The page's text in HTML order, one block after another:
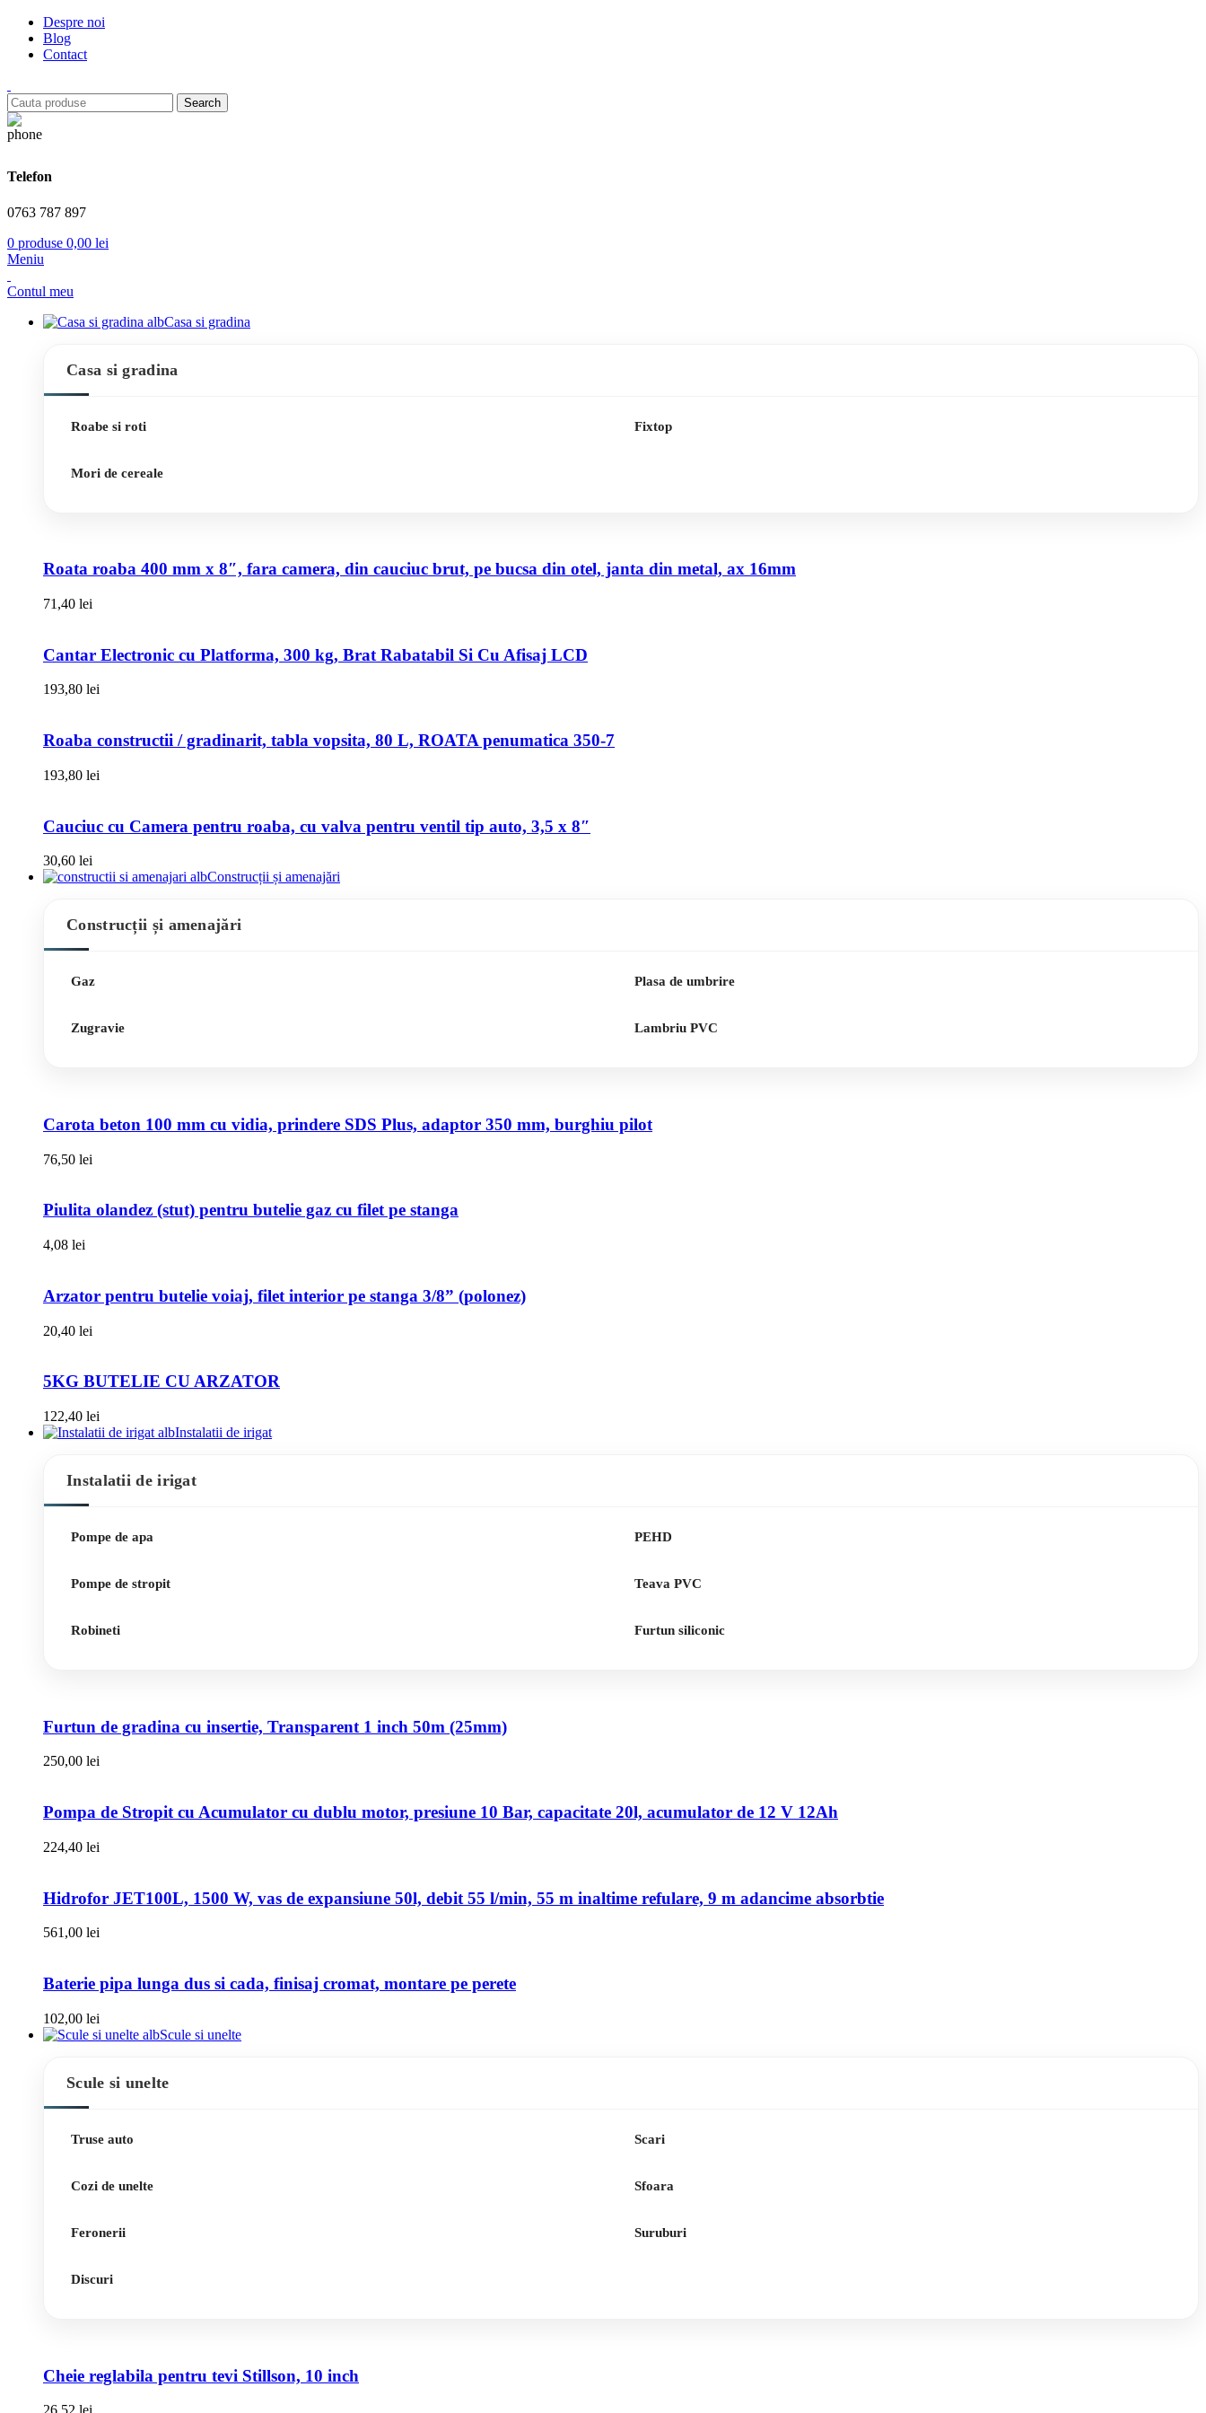
Despre noi
Blog
Contact
Search
Telefon
0763 787 897
0 produse 0,00 lei
Meniu
Contul meu
Casa si gradina
Casa si gradina
Roabe si roti
Mori de cereale
Fixtop
Roata roaba 400 mm x 8″, fara camera, din cauciuc brut, pe bucsa din otel, janta din metal, ax 16mm
71,40 lei
Cantar Electronic cu Platforma, 300 kg, Brat Rabatabil Si Cu Afisaj LCD
193,80 lei
Roaba constructii / gradinarit, tabla vopsita, 80 L, ROATA penumatica 350-7
193,80 lei
Cauciuc cu Camera pentru roaba, cu valva pentru ventil tip auto, 3,5 x 8″
30,60 lei
Construcții și amenajări
Construcții și amenajări
Gaz
Zugravie
Plasa de umbrire
Lambriu PVC
Carota beton 100 mm cu vidia, prindere SDS Plus, adaptor 350 mm, burghiu pilot
76,50 lei
Piulita olandez (stut) pentru butelie gaz cu filet pe stanga
4,08 lei
Arzator pentru butelie voiaj, filet interior pe stanga 3/8” (polonez)
20,40 lei
5KG BUTELIE CU ARZATOR
122,40 lei
Instalatii de irigat
Instalatii de irigat
Pompe de apa
Pompe de stropit
Robineti
PEHD
Teava PVC
Furtun siliconic
Furtun de gradina cu insertie, Transparent 1 inch 50m (25mm)
250,00 lei
Pompa de Stropit cu Acumulator cu dublu motor, presiune 10 Bar, capacitate 20l, acumulator de 12 V 12Ah
224,40 lei
Hidrofor JET100L, 1500 W, vas de expansiune 50l, debit 55 l/min, 55 m inaltime refulare, 9 m adancime absorbtie
561,00 lei
Baterie pipa lunga dus si cada, finisaj cromat, montare pe perete
102,00 lei
Scule si unelte
Scule si unelte
Truse auto
Cozi de unelte
Feronerii
Discuri
Scari
Sfoara
Suruburi
Cheie reglabila pentru tevi Stillson, 10 inch